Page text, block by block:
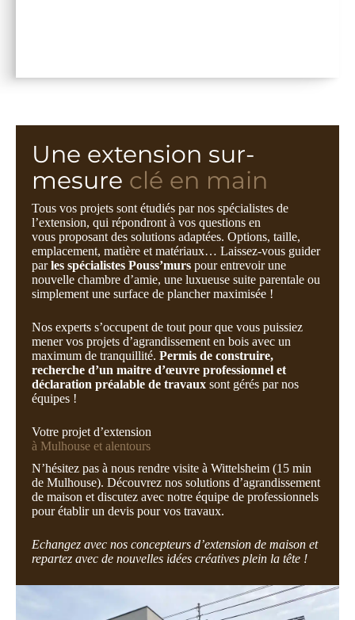
Une extension sur-
mesure clé en main
Tous vos projets sont étudiés par nos spécialistes de
l’extension, qui répondront à vos questions en
vous proposant des solutions adaptées. Options, taille,
emplacement, matière et matériaux… Laissez-vous guider
parles spécialistes Pouss’murs pour entrevoir une
nouvelle chambre d’amie, une luxueuse suite parentale ou
simplement une surface de plancher maximisée !
Nos experts s’occupent de tout pour que vous puissiez
mener vos projets d’agrandissement en bois avec un
maximum de tranquillité. Permis de construire,
recherche d’un maitre d’œuvre professionnel et
déclaration préalable de travaux sont gérés par nos
équipes !
Votre projet d’extension
à Mulhouse et alentours
N’hésitez pas à nous rendre visite à Wittelsheim (15 min
de Mulhouse). Découvrez nos solutions d’agrandissement
de maison et discutez avec notre équipe de professionnels
pour établir un devis pour vos travaux.
Echangez avec nos concepteurs d’extension de maison et
repartez avec de nouvelles idées créatives plein la tête !